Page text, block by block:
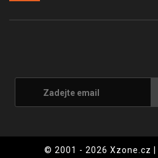
© 2001 - 2026 Xzone.cz |